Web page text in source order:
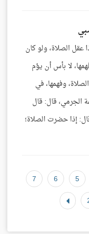
عقل الصلاة، ولو كان
لا بأس أن يؤم
وفهمها، في
الجرمي، قال: قال
إذا حضرت الصلاة؛
5
6
7